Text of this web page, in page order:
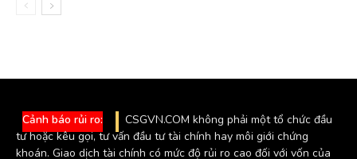
Cảnh báo rủi ro:
CSGVN.COM không phải một tổ chức đầu
tư hoặc kêu gọi, tư vấn đầu tư tài chính hay môi giới chứng
khoán. Giao dịch tài chính có mức độ rủi ro cao đối với vốn của